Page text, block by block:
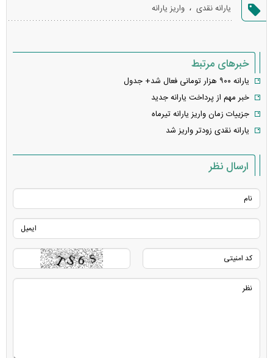
خطا
یارانه نقدی ، واریز یارانه
خبرهای مرتبط
یارانه ۹۰۰ هزار تومانی فعال شد+ جدول
خبر مهم از پرداخت یارانه جدید
جزییات زمان واریز یارانه تیرماه
یارانه نقدی زودتر واریز شد
ارسال نظر